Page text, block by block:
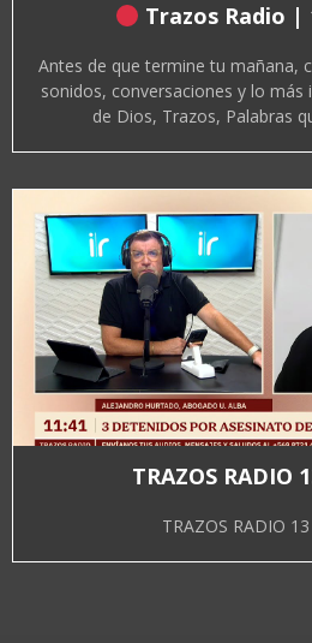
Trazos Radio |
Antes de que termine tu mañana,
sonidos, conversaciones y lo más
de Dios, Trazos, Palabras
TRAZOS RADIO
TRAZOS RADIO